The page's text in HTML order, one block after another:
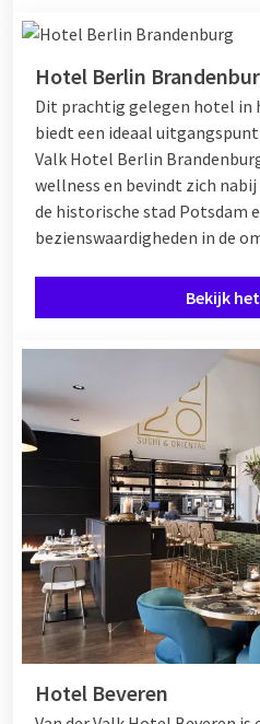
Hotel Berlin
Dit prachtig gelegen hotel in
biedt een ideaal
Valk Hotel Berlin
wellness en bevindt zich
de historische stad Potsdam
bezienswaardigheden in de
Bekijk
Hotel Beveren